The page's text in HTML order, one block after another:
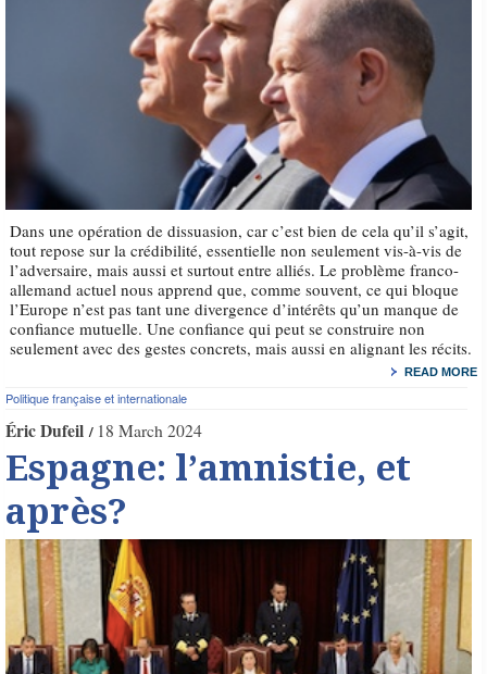
Dans une opération de dissuasion, car c’est bien de cela qu’il s’agit,
tout repose sur la crédibilité, essentielle non seulement vis-à-vis de
l’adversaire, mais aussi et surtout entre alliés. Le problème franco-
allemand actuel nous apprend que, comme souvent, ce qui bloque
l’Europe n’est pas tant une divergence d’intérêts qu’un manque de
confiance mutuelle. Une confiance qui peut se construire non
seulement avec des gestes concrets, mais aussi en alignant les récits.
READ MORE
Politique française et internationale
Éric Dufeil 18 March 2024
Espagne: l’amnistie, et
après?